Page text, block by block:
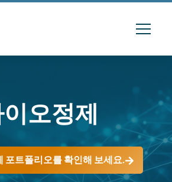
오정제
포트폴리오를 확인해 보세요.